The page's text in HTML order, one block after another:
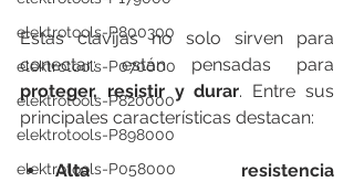
elektrotools-P800300
elektrotools-P070000
elektrotools-P820000
elektrotools-P898000
elektrotools-P058000
Estas clavijas no solo sirven para
proteger, resistir y durar. Entre sus
principales características destacan:
Alta resistencia